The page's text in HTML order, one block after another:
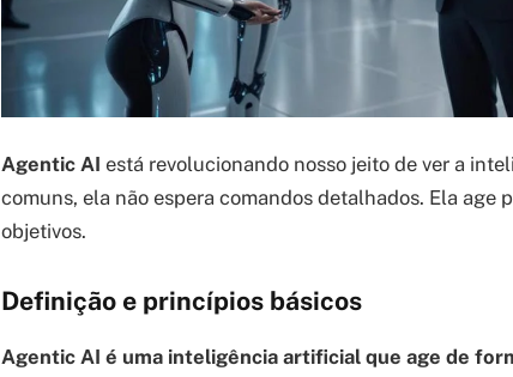
Agentic AI está revolucionando nosso jeito de ver a
comuns, ela não espera comandos detalhados. Ela age
objetivos.
Definição e princípios básicos
Agentic AI é uma inteligência artificial que age de